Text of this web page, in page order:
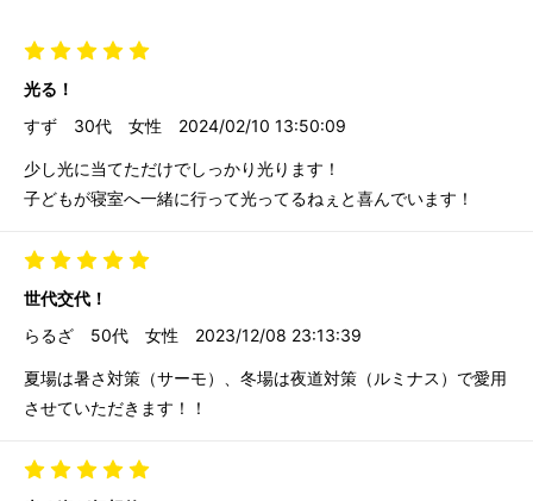
光る！
すず
30代 女性 2024/02/10 13:50:09
少し光に当てただけでしっかり光ります！
子どもが寝室へ一緒に行って光ってるねぇと喜んでいます！
世代交代！
らるざ
50代 女性 2023/12/08 23:13:39
夏場は暑さ対策（サーモ）、冬場は夜道対策（ルミナス）で愛用
させていただきます！！